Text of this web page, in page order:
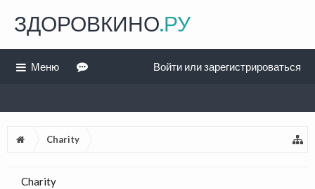
Charity
Charity
ЗДОРОВКИНО.РУ
Меню Войти или зарегистрироваться